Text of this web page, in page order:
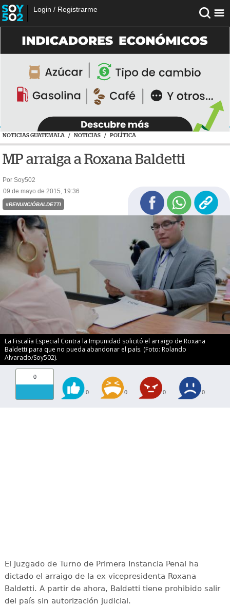
Login / Registrarme
NOTICIAS GUATEMALA / NOTICIAS / POLÍTICA
MP arraiga a Roxana Baldetti
Por Soy502
09 de mayo de 2015, 19:36
#RENUNCIÓBALDETTI
La Fiscalía Especial Contra la Impunidad solicitó el arraigo de Roxana
Baldetti para que no pueda abandonar el país. (Foto: Rolando
Alvarado/Soy502).
0
0 0 0 0
El Juzgado de Turno de Primera Instancia Penal ha
dictado el arraigo de la ex vicepresidenta Roxana
Baldetti. A partir de ahora, Baldetti tiene prohibido salir
del país sin autorización judicial.